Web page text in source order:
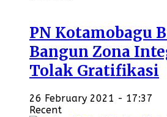
PN Kotamobagu
Bangun Zona
Tolak Gratifikasi
26 February 2021 - 17:37
Recent